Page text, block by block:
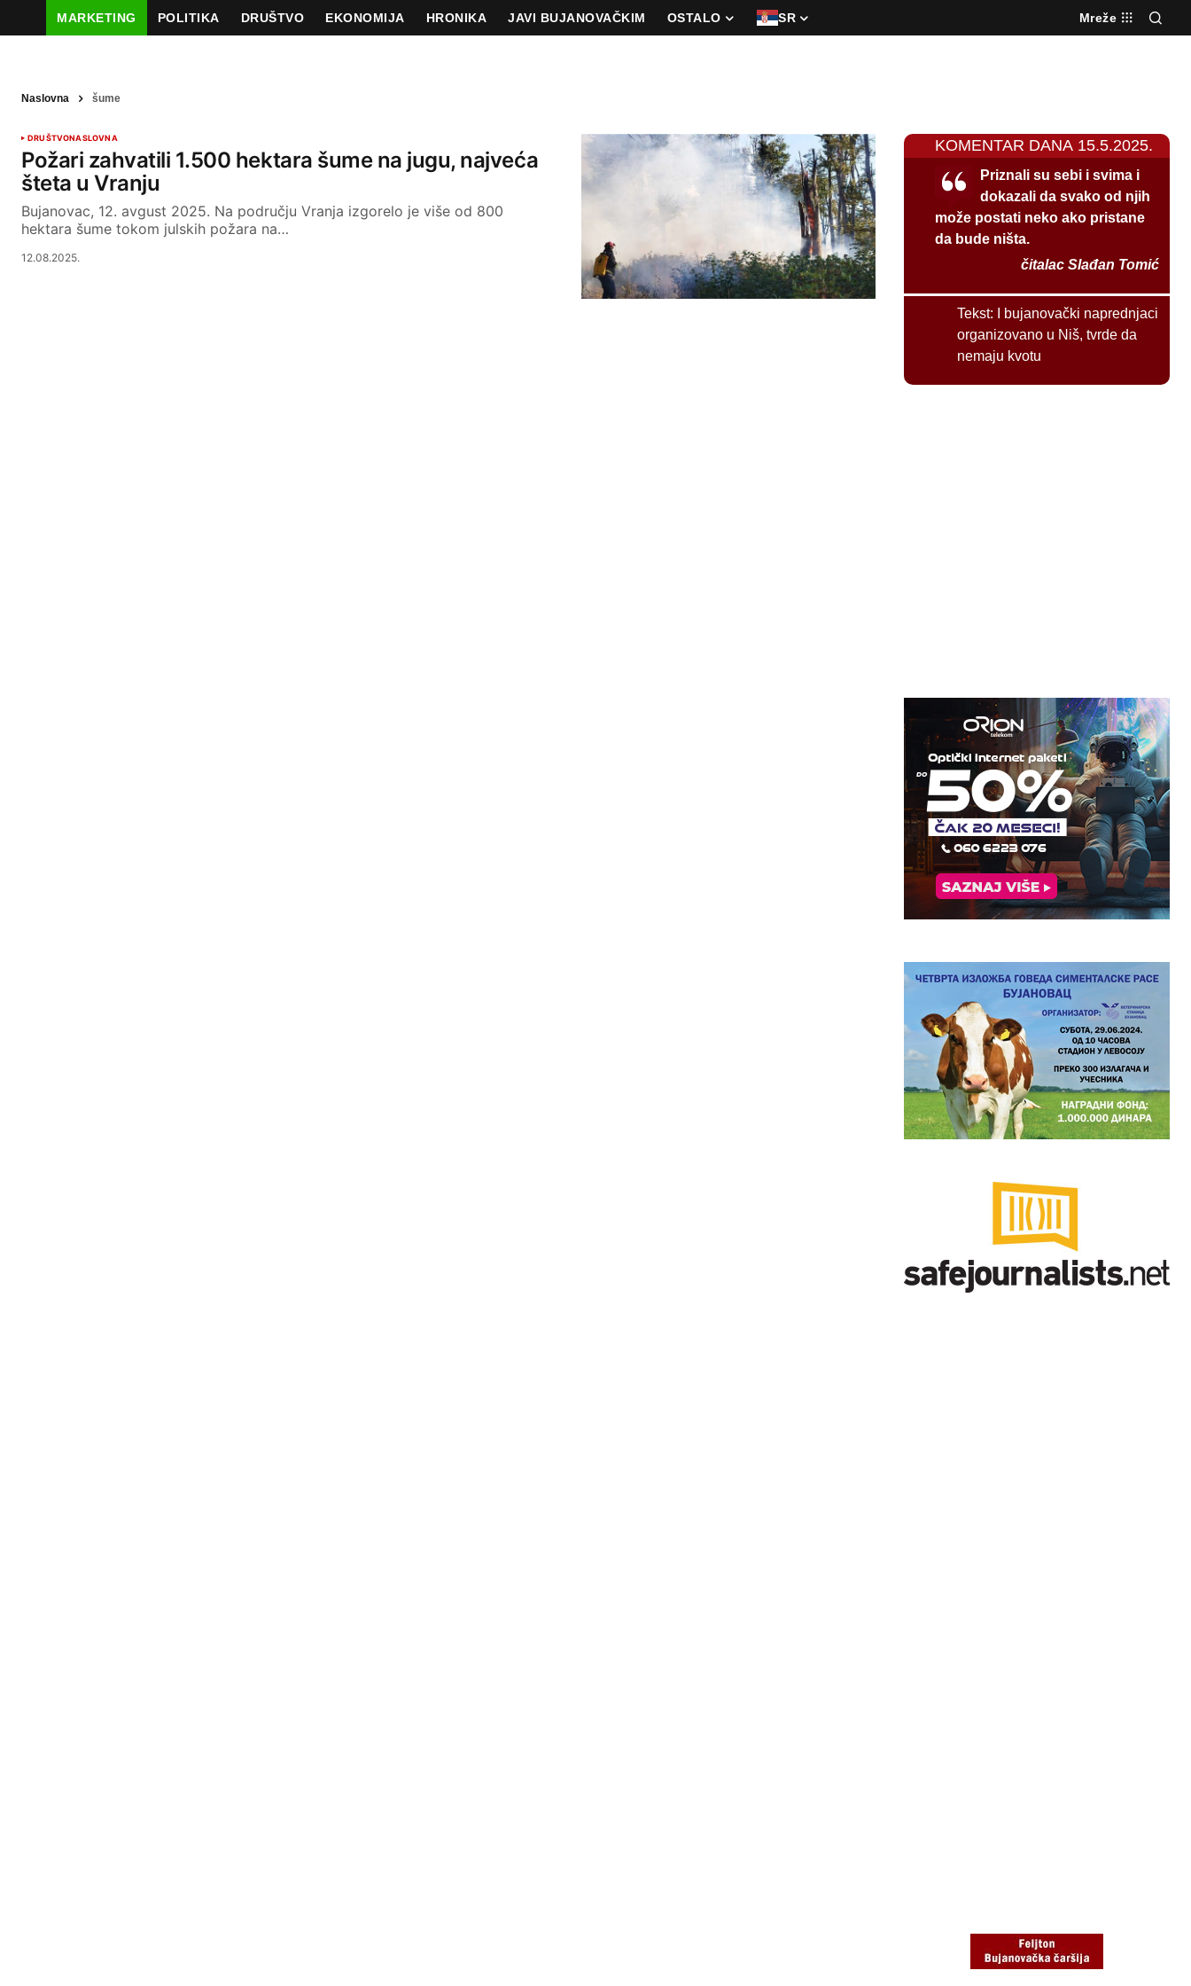
MARKETING POLITIKA DRUŠTVO EKONOMIJA HRONIKA JAVI BUJANOVAČKIM OSTALO SR Mreže
Naslovna šume
DRUŠTVONASLOVNA
Požari zahvatili 1.500 hektara šume na jugu, najveća
šteta u Vranju
Bujanovac, 12. avgust 2025. Na području Vranja izgorelo je više od 800
hektara šume tokom julskih požara na…
12.08.2025.
KOMENTAR DANA 15.5.2025.
Priznali su sebi i svima i
dokazali da svako od njih
može postati neko ako pristane
da bude ništa.
čitalac Slađan Tomić
Tekst:
I bujanovački naprednjaci
organizovano u Niš, tvrde da
nemaju kvotu